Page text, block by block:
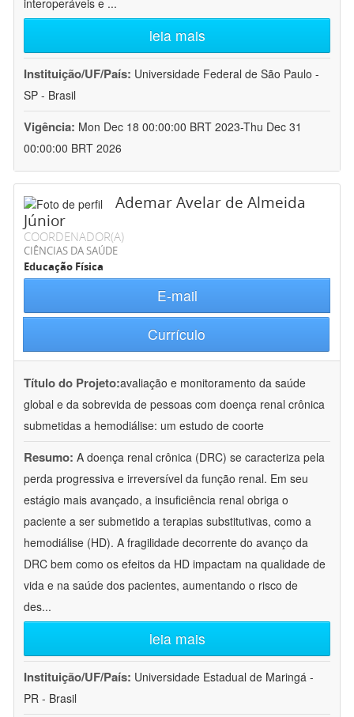
interoperáveis e ...
leia mais
Instituição/UF/País: Universidade Federal de São Paulo -
SP - Brasil
Vigência: Mon Dec 18 00:00:00 BRT 2023-Thu Dec 31
00:00:00 BRT 2026
Ademar Avelar de Almeida
Júnior
COORDENADOR(A)
CIÊNCIAS DA SAÚDE
Educação Física
E-mail
Currículo
Título do Projeto:avaliação e monitoramento da saúde
global e da sobrevida de pessoas com doença renal crônica
submetidas a hemodiálise: um estudo de coorte
Resumo: A doença renal crônica (DRC) se caracteriza pela
perda progressiva e irreversível da função renal. Em seu
estágio mais avançado, a insuficiência renal obriga o
paciente a ser submetido a terapias substitutivas, como a
hemodiálise (HD). A fragilidade decorrente do avanço da
DRC bem como os efeitos da HD impactam na qualidade de
vida e na saúde dos pacientes, aumentando o risco de
des...
leia mais
Instituição/UF/País: Universidade Estadual de Maringá -
PR - Brasil